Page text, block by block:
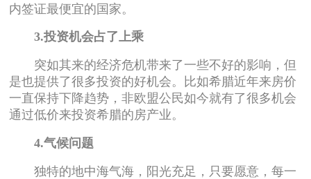
内签证最便宜的国家。
3.投资机会占了上乘
突如其来的经济危机带来了一些不好的影响，但
是也提供了很多投资的好机会。比如希腊近年来房价
一直保持下降趋势，非欧盟公民如今就有了很多机会
通过低价来投资希腊的房产业。
4.气候问题
独特的地中海气海，阳光充足，只要愿意，每一